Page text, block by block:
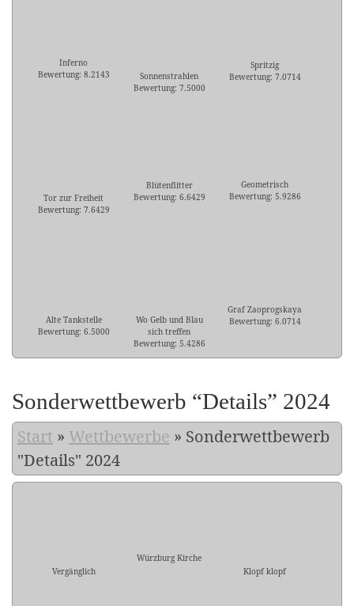
Inferno
Bewertung: 8.2143
Sonnenstrahlen
Bewertung: 7.5000
Spritzig
Bewertung: 7.0714
Tor zur Freiheit
Bewertung: 7.6429
Blütenflitter
Bewertung: 6.6429
Geometrisch
Bewertung: 5.9286
Alte Tankstelle
Bewertung: 6.5000
Wo Gelb und Blau
sich treffen
Bewertung: 5.4286
Graf Zaoprogskaya
Bewertung: 6.0714
Sonderwettbewerb “Details” 2024
Start » Wettbewerbe » Sonderwettbewerb
"Details" 2024
Vergänglich
Würzburg Kirche
Klopf klopf